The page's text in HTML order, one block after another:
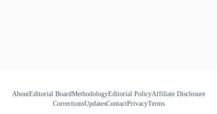
AboutEditorial BoardMethodologyEditorial PolicyAffiliate Disclosure
CorrectionsUpdatesContactPrivacyTerms